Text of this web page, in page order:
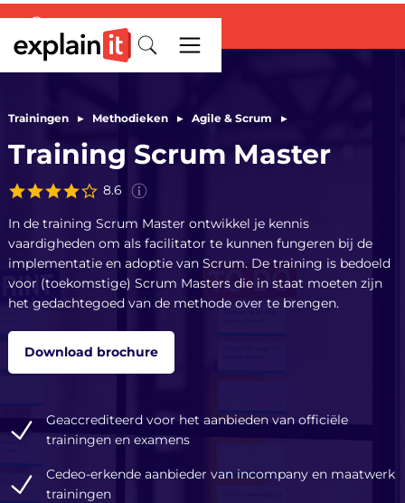
Trainingen ▸ Methodieken ▸ Agile & Scrum ▸
Training Scrum Master
8.6
ervaringen van340deelnemers
de afgelopen 3 jaar.
In de training Scrum Master ontwikkel je kennis
vaardigheden om als facilitator te kunnen fungeren bij de
implementatie en adoptie van Scrum. De training is bedoeld
voor (toekomstige) Scrum Masters die in staat moeten zijn
het gedachtegoed van de methode over te brengen.
Download brochure
Geaccrediteerd voor het aanbieden van officiële
trainingen en examens
Cedeo-erkende aanbieder van incompany en maatwerk
trainingen